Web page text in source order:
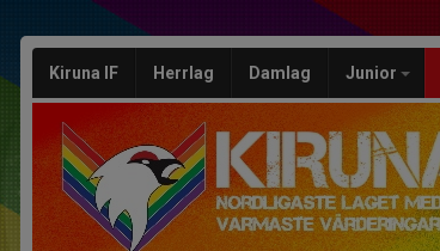
Kiruna IF Herrlag Damlag Junior